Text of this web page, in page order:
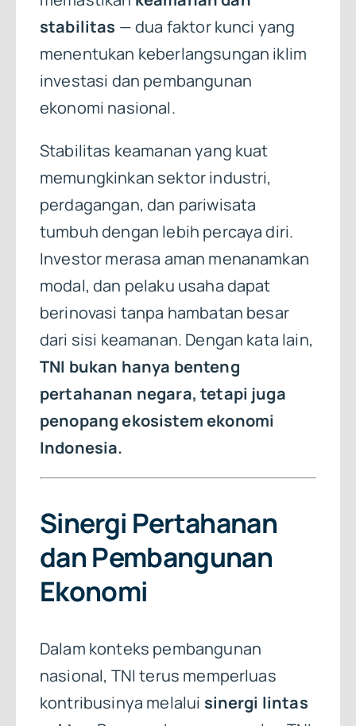
stabilitas — dua faktor kunci yang
menentukan keberlangsungan iklim
investasi dan pembangunan
ekonomi nasional.
Stabilitas keamanan yang kuat
memungkinkan sektor industri,
perdagangan, dan pariwisata
tumbuh dengan lebih percaya diri.
Investor merasa aman menanamkan
modal, dan pelaku usaha dapat
berinovasi tanpa hambatan besar
dari sisi keamanan. Dengan kata lain,
TNI bukan hanya benteng
pertahanan negara, tetapi juga
penopang ekosistem ekonomi
Indonesia.
Sinergi Pertahanan
dan Pembangunan
Ekonomi
Dalam konteks pembangunan
nasional, TNI terus memperluas
kontribusinya melalui sinergi lintas